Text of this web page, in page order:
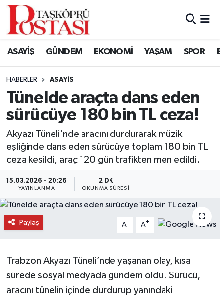
ASAYİŞ GÜNDEM EKONOMİ YAŞAM SPOR
HABERLER ASAYIŞ
Tünelde araçta dans eden
sürücüye 180 bin TL ceza!
Akyazı Tüneli'nde aracını durdurarak müzik
eşliğinde dans eden sürücüye toplam 180 bin TL
ceza kesildi, araç 120 gün trafikten men edildi.
15.03.2026 - 20:26
YAYINLANMA
2 DK
OKUNMA SÜRESI
Paylaş A- A+
Trabzon Akyazı Tüneli’nde yaşanan olay, kısa
sürede sosyal medyada gündem oldu. Sürücü,
aracını tünelin içinde durdurup yanındaki
Kastamonu Vefat Edenler
Araç Haberleri
Azdavay Haberleri
Bozkurt Haberleri
Çatalzeytin Haberleri
Devrekani Haberleri
Doğanyurt Haberleri